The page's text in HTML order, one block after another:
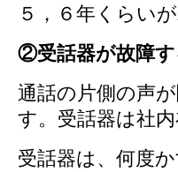
５，６年くらい
②受話器が故障す
通話の片側の声
す。受話器は社
受話器は、何度